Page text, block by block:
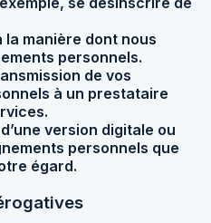
manière dont nous
personnels.
de vos
à un prestataire
version digitale ou
personnels que
égard.